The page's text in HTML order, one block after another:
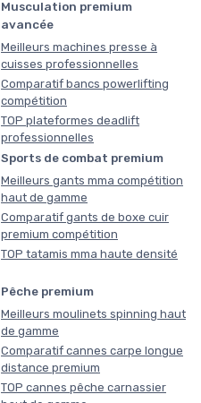
Musculation premium
avancée
Meilleurs machines presse à
cuisses professionnelles
Comparatif bancs powerlifting
compétition
TOP plateformes deadlift
professionnelles
Sports de combat premium
Meilleurs gants mma compétition
haut de gamme
Comparatif gants de boxe cuir
premium compétition
TOP tatamis mma haute densité
Pêche premium
Meilleurs moulinets spinning haut
de gamme
Comparatif cannes carpe longue
distance premium
TOP cannes pêche carnassier